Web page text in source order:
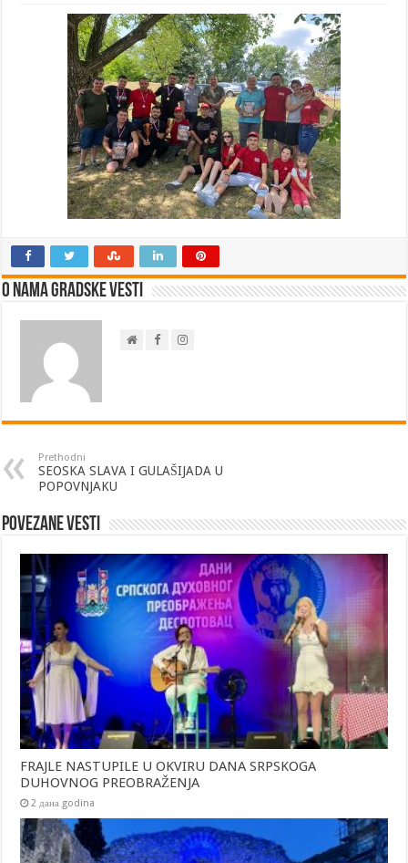
O nama Gradske Vesti
Prethodni
SEOSKA SLAVA I GULAŠIJADA U
POPOVNJAKU
Povezane vesti
FRAJLE NASTUPILE U OKVIRU DANA SRPSKOGA
DUHOVNOG PREOBRAŽENJA
2 дана godina